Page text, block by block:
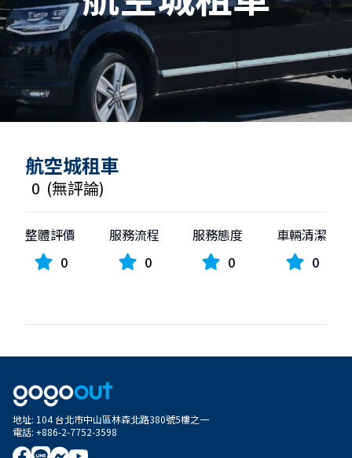
航空城租車
0 (無評論)
整體評價
0
服務流程
0
服務態度
0
車輛清潔
0
地址: 104 台北市中山區林森北路380號5樓之一
電話: +886-2-7752-3598